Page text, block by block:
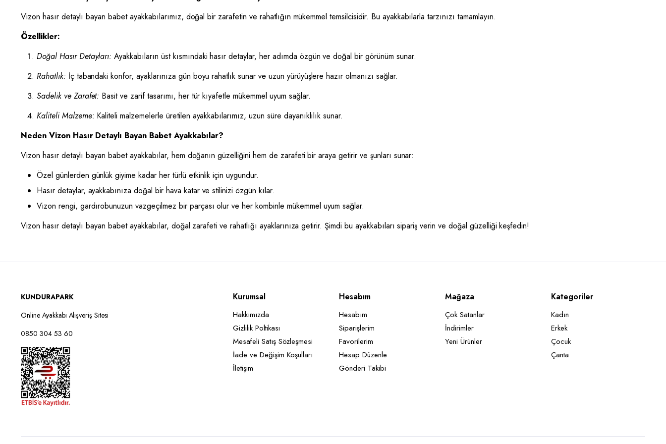
Vizon hasır detaylı bayan babet ayakkabılarımız, doğal bir zarafetin ve rahatlığın mükemmel temsilcisidir. Bu ayakkabılarla tarzınızı tamamlayın.
Özellikler:
Doğal Hasır Detayları: Ayakkabıların üst kısmındaki hasır detaylar, her adımda özgün ve doğal bir görünüm sunar.
Rahatlık: İç tabandaki konfor, ayaklarınıza gün boyu rahatlık sunar ve uzun yürüyüşlere hazır olmanızı sağlar.
Sadelik ve Zarafet: Basit ve zarif tasarımı, her tür kıyafetle mükemmel uyum sağlar.
Kaliteli Malzeme: Kaliteli malzemelerle üretilen ayakkabılarımız, uzun süre dayanıklılık sunar.
Neden Vizon Hasır Detaylı Bayan Babet Ayakkabılar?
Vizon hasır detaylı bayan babet ayakkabılar, hem doğanın güzelliğini hem de zarafeti bir araya getirir ve şunları sunar:
Özel günlerden günlük giyime kadar her türlü etkinlik için uygundur.
Hasır detaylar, ayakkabınıza doğal bir hava katar ve stilinizi özgün kılar.
Vizon rengi, gardırobunuzun vazgeçilmez bir parçası olur ve her kombinle mükemmel uyum sağlar.
Vizon hasır detaylı bayan babet ayakkabılar, doğal zarafeti ve rahatlığı ayaklarınıza getirir. Şimdi bu ayakkabıları sipariş verin ve doğal güzelliği keşfedin!
KUNDURAPARK
Online Ayakkabı Alışveriş Sitesi
0850 304 53 60
Kurumsal
Hakkımızda
Gizlilik Poltikası
Mesafeli Satış Sözleşmesi
İade ve Değişim Koşulları
İletişim
Hesabım
Hesabım
Siparişlerim
Favorilerim
Hesap Düzenle
Gönderi Takibi
Mağaza
Çok Satanlar
İndirimler
Yeni Ürünler
Kategoriler
Kadın
Erkek
Çocuk
Çanta